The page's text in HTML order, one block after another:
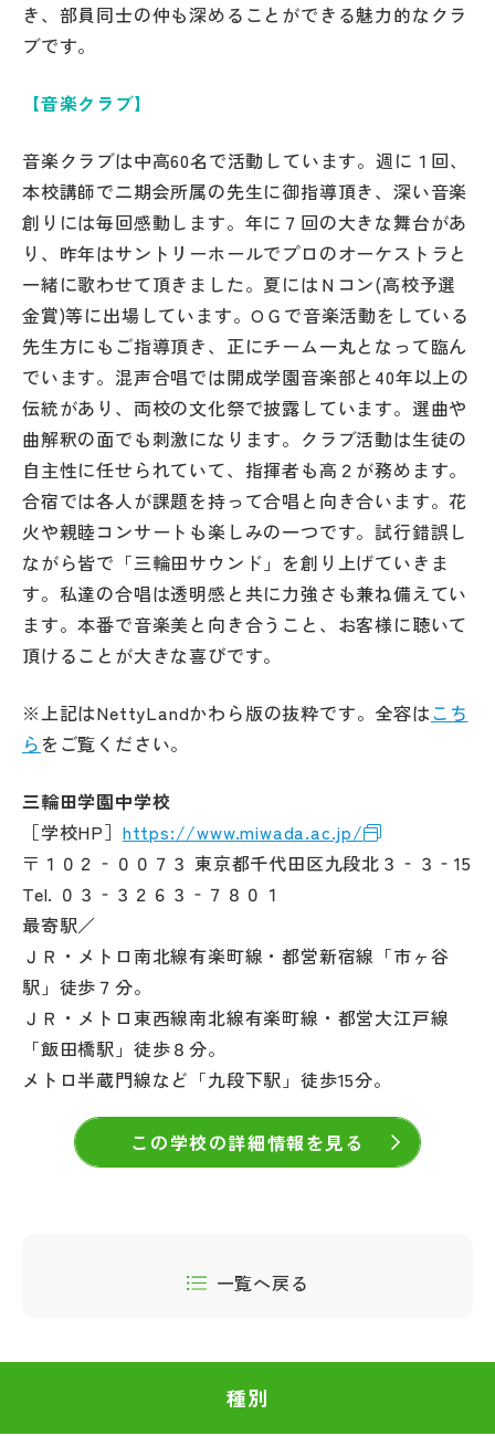
き、部員同士の仲も深めることができる魅力的なクラ
ブです。
【音楽クラブ】
音楽クラブは中高60名で活動しています。週に１回、
本校講師で二期会所属の先生に御指導頂き、深い音楽
創りには毎回感動します。年に７回の大きな舞台があ
り、昨年はサントリーホールでプロのオーケストラと
一緒に歌わせて頂きました。夏にはＮコン(高校予選
金賞)等に出場しています。ОＧで音楽活動をしている
先生方にもご指導頂き、正にチーム一丸となって臨ん
でいます。混声合唱では開成学園音楽部と40年以上の
伝統があり、両校の文化祭で披露しています。選曲や
曲解釈の面でも刺激になります。クラブ活動は生徒の
自主性に任せられていて、指揮者も高２が務めます。
合宿では各人が課題を持って合唱と向き合います。花
火や親睦コンサートも楽しみの一つです。試行錯誤し
ながら皆で「三輪田サウンド」を創り上げていきま
す。私達の合唱は透明感と共に力強さも兼ね備えてい
ます。本番で音楽美と向き合うこと、お客様に聴いて
頂けることが大きな喜びです。
※上記はNettyLandかわら版の抜粋です。全容はこち
ら をご覧ください。
三輪田学園中学校
［学校HP］ https://www.miwada.ac.jp/
〒１０２‐００７３ 東京都千代田区九段北３‐３‐15
Tel. ０３‐３２６３‐７８０１
最寄駅／
ＪＲ・メトロ南北線有楽町線・都営新宿線「市ヶ谷
駅」徒歩７分。
ＪＲ・メトロ東西線南北線有楽町線・都営大江戸線
「飯田橋駅」徒歩８分。
メトロ半蔵門線など「九段下駅」徒歩15分。
この学校の詳細情報を見る
一覧へ戻る
種別